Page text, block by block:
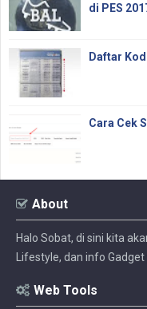
di PES
Daftar
Cara Cek
About
Halo Sobat, di sini kita
Lifestyle, dan info
Web Tools